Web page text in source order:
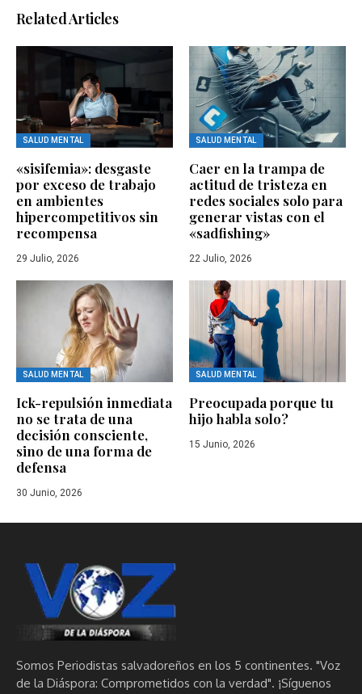
Related Articles
SALUD MENTAL
«sisifemia»: desgaste
por exceso de trabajo
en ambientes
hipercompetitivos sin
recompensa
29 Julio, 2026
SALUD MENTAL
Caer en la trampa de
actitud de tristeza en
redes sociales solo para
generar vistas con el
«sadfishing»
22 Julio, 2026
SALUD MENTAL
Ick-repulsión inmediata
no se trata de una
decisión consciente,
sino de una forma de
defensa
30 Junio, 2026
SALUD MENTAL
Preocupada porque tu
hijo habla solo?
15 Junio, 2026
Somos Periodistas salvadoreños en los 5 continentes. "Voz
de la Diáspora: Comprometidos con la verdad". ¡Síguenos